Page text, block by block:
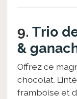
9. Trio
&
Offrez ce
chocolat.
framboise et